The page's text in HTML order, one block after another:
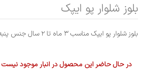
بلوز شلوار پو ایپک
بلوز شلوار پو ایپک مناسب ۳ ماه تا ۲ سال جنس پنبه
در حال حاضر این محصول در انبار موجود